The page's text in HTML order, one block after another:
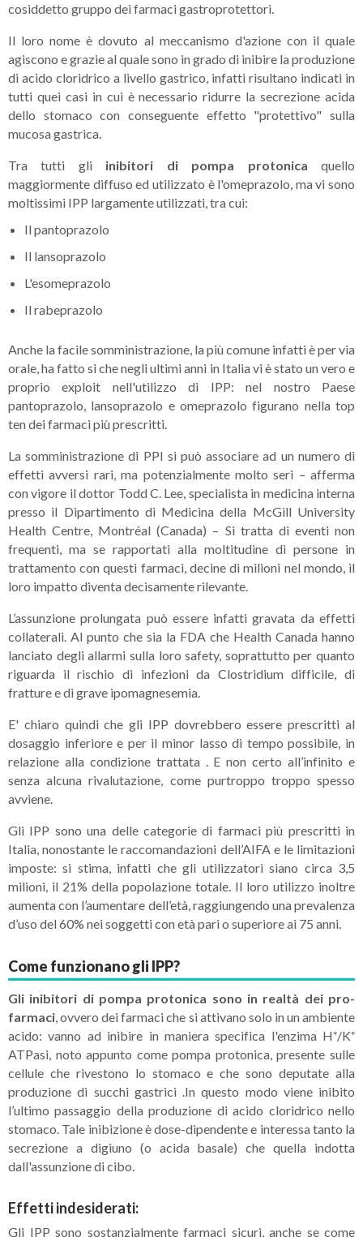
cosiddetto gruppo dei farmaci gastroprotettori.
Il loro nome è dovuto al meccanismo d'azione con il quale
agiscono e grazie al quale sono in grado di inibire la produzione
di acido cloridrico a livello gastrico, infatti risultano indicati in
tutti quei casi in cui è necessario ridurre la secrezione acida
dello stomaco con conseguente effetto "protettivo" sulla
mucosa gastrica.
Tra tutti gli inibitori di pompa protonica quello
maggiormente diffuso ed utilizzato è l'omeprazolo, ma vi sono
moltissimi IPP largamente utilizzati, tra cui:
Il pantoprazolo
Il lansoprazolo
L'esomeprazolo
Il rabeprazolo
Anche la facile somministrazione, la più comune infatti è per via
orale, ha fatto si che negli ultimi anni in Italia vi è stato un vero e
proprio exploit nell'utilizzo di IPP: nel nostro Paese
pantoprazolo, lansoprazolo e omeprazolo figurano nella top
ten dei farmaci più prescritti.
La somministrazione di PPI si può associare ad un numero di
effetti avversi rari, ma potenzialmente molto seri – afferma
con vigore il dottor Todd C. Lee, specialista in medicina interna
presso il Dipartimento di Medicina della McGill University
Health Centre, Montréal (Canada) – Si tratta di eventi non
frequenti, ma se rapportati alla moltitudine di persone in
trattamento con questi farmaci, decine di milioni nel mondo, il
loro impatto diventa decisamente rilevante.
L’assunzione prolungata può essere infatti gravata da effetti
collaterali. Al punto che sia la FDA che Health Canada hanno
lanciato degli allarmi sulla loro safety, soprattutto per quanto
riguarda il rischio di infezioni da Clostridium difficile, di
fratture e di grave ipomagnesemia.
E' chiaro quindi che gli IPP dovrebbero essere prescritti al
dosaggio inferiore e per il minor lasso di tempo possibile, in
relazione alla condizione trattata . E non certo all’infinito e
senza alcuna rivalutazione, come purtroppo troppo spesso
avviene.
Gli IPP sono una delle categorie di farmaci più prescritti in
Italia, nonostante le raccomandazioni dell’AIFA e le limitazioni
imposte: si stima, infatti che gli utilizzatori siano circa 3,5
milioni, il 21% della popolazione totale. Il loro utilizzo inoltre
aumenta con l’aumentare dell’età, raggiungendo una prevalenza
d’uso del 60% nei soggetti con età pari o superiore ai 75 anni.
Come funzionano gli IPP?
Gli inibitori di pompa protonica sono in realtà dei pro-
farmaci, ovvero dei farmaci che si attivano solo in un ambiente
acido: vanno ad inibire in maniera specifica l'enzima H⁺/K⁺
ATPasi, noto appunto come pompa protonica, presente sulle
cellule che rivestono lo stomaco e che sono deputate alla
produzione di succhi gastrici .In questo modo viene inibito
l’ultimo passaggio della produzione di acido cloridrico nello
stomaco. Tale inibizione è dose-dipendente e interessa tanto la
secrezione a digiuno (o acida basale) che quella indotta
dall'assunzione di cibo.
Effetti indesiderati:
Gli IPP sono sostanzialmente farmaci sicuri, anche se come